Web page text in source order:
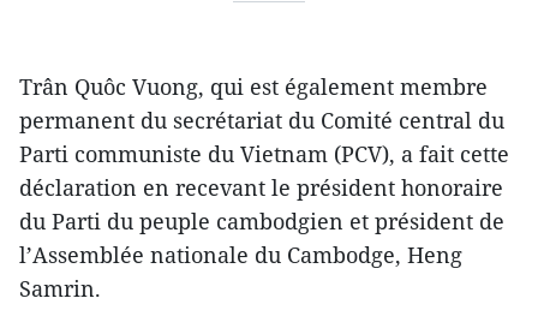
Trân Quôc Vuong, qui est également membre
permanent du secrétariat du Comité central du
Parti communiste du Vietnam (PCV), a fait cette
déclaration en recevant le président honoraire
du Parti du peuple cambodgien et président de
l’Assemblée nationale du Cambodge, Heng
Samrin.